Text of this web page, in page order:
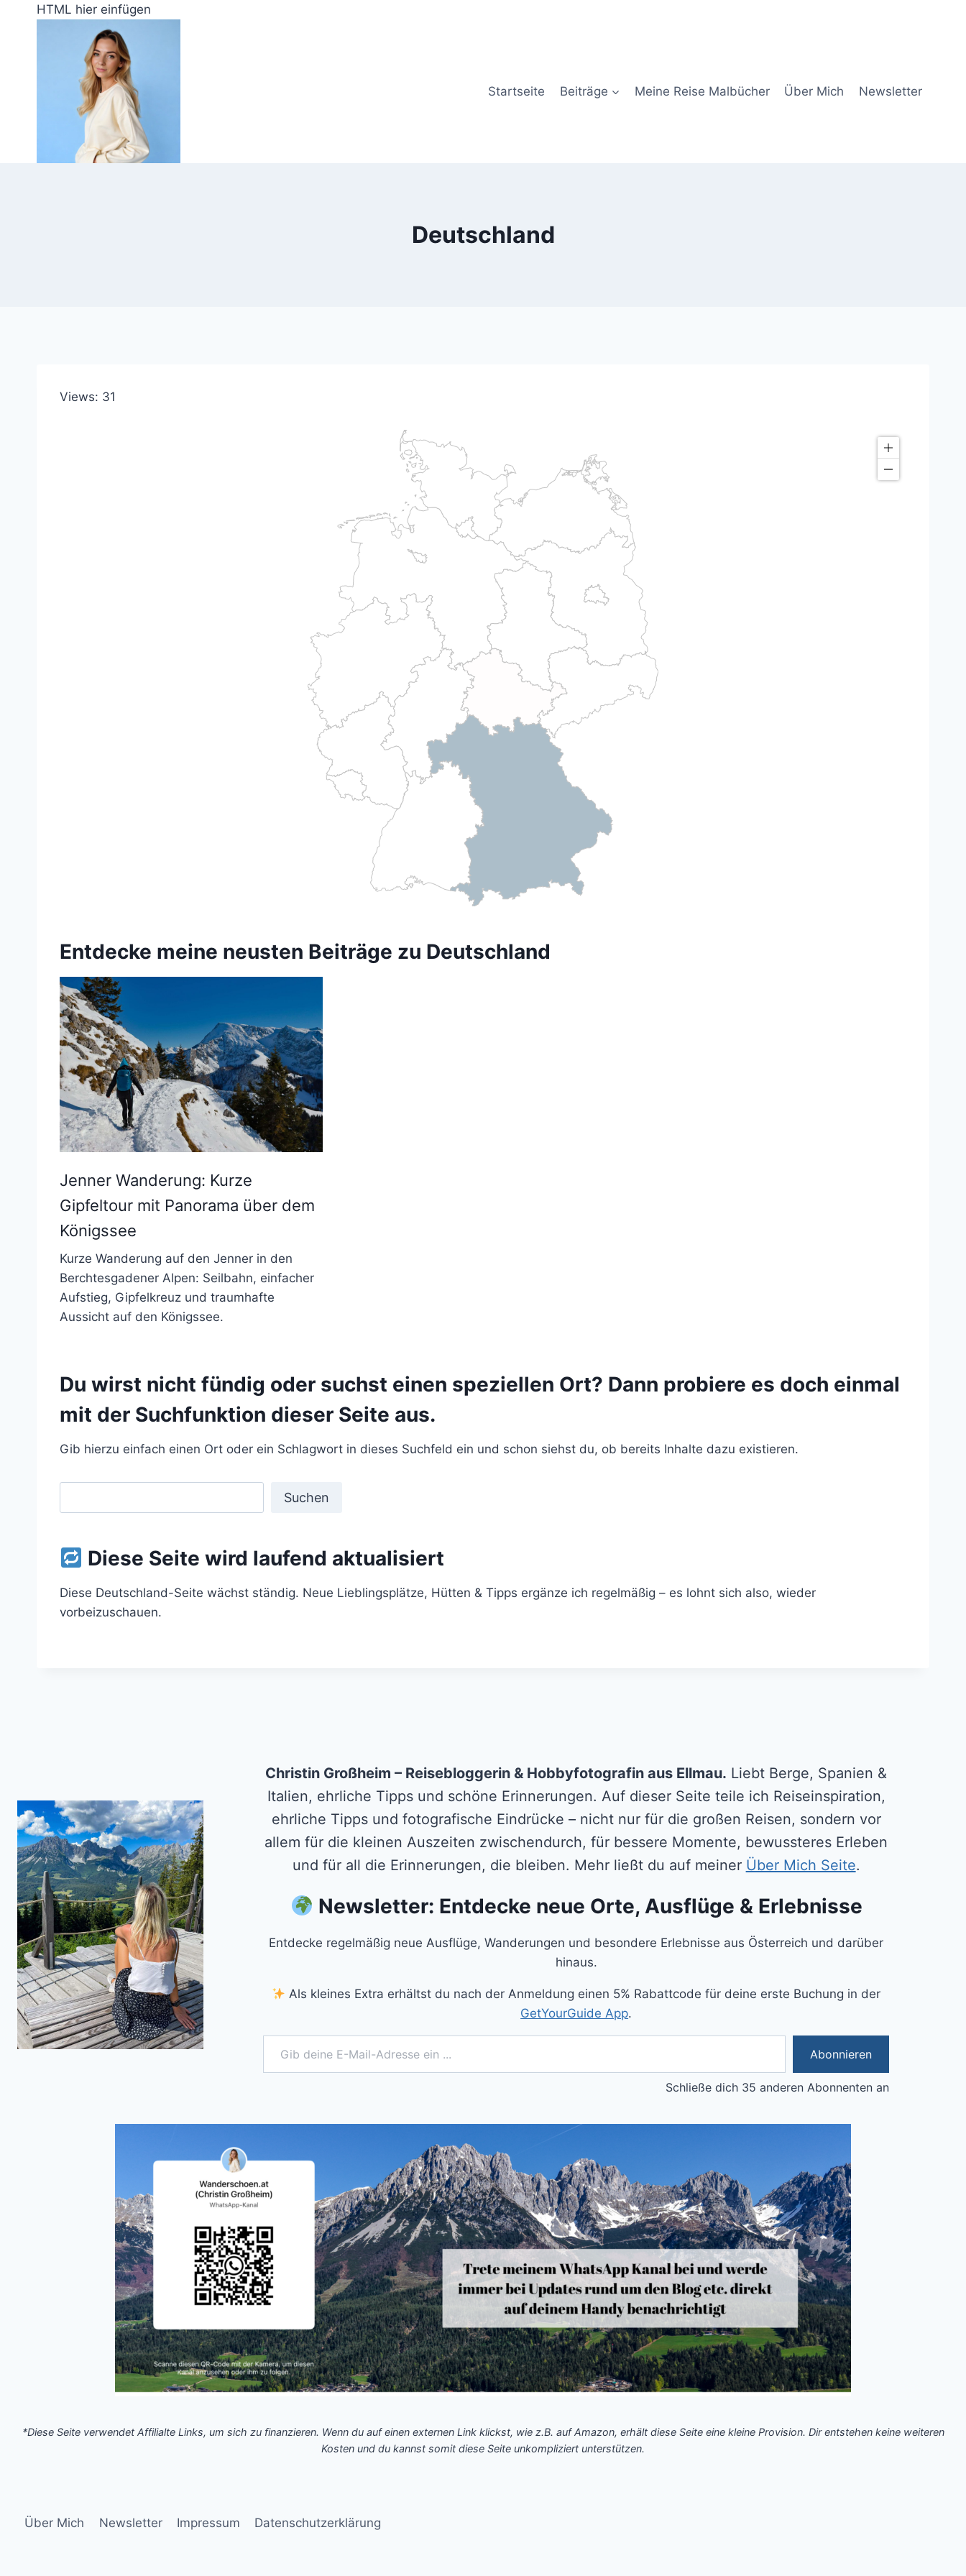
HTML hier einfügen
Startseite Beiträge Meine Reise Malbücher Über Mich Newsletter
Deutschland
Views: 31
Entdecke meine neusten Beiträge zu Deutschland
Jenner Wanderung: Kurze
Gipfeltour mit Panorama über dem
Königssee
Kurze Wanderung auf den Jenner in den
Berchtesgadener Alpen: Seilbahn, einfacher
Aufstieg, Gipfelkreuz und traumhafte
Aussicht auf den Königssee.
Du wirst nicht fündig oder suchst einen speziellen Ort? Dann probiere es doch einmal
mit der Suchfunktion dieser Seite aus.
Gib hierzu einfach einen Ort oder ein Schlagwort in dieses Suchfeld ein und schon siehst du, ob bereits Inhalte dazu existieren.
u
h
e
n
Suchen
Diese Seite wird laufend aktualisiert
Diese Deutschland-Seite wächst ständig. Neue Lieblingsplätze, Hütten & Tipps ergänze ich regelmäßig – es lohnt sich also, wieder
vorbeizuschauen.
Christin Großheim – Reisebloggerin & Hobbyfotografin aus Ellmau. Liebt Berge, Spanien &
Italien, ehrliche Tipps und schöne Erinnerungen. Auf dieser Seite teile ich Reiseinspiration,
ehrliche Tipps und fotografische Eindrücke – nicht nur für die großen Reisen, sondern vor
allem für die kleinen Auszeiten zwischendurch, für bessere Momente, bewussteres Erleben
und für all die Erinnerungen, die bleiben. Mehr ließt du auf meiner Über Mich Seite.
Newsletter: Entdecke neue Orte, Ausflüge & Erlebnisse
Entdecke regelmäßig neue Ausflüge, Wanderungen und besondere Erlebnisse aus Österreich und darüber
hinaus.
Als kleines Extra erhältst du nach der Anmeldung einen 5% Rabattcode für deine erste Buchung in der
GetYourGuide App.
Gib deine E-Mail-Adresse ein ...
Abonnieren
Schließe dich 35 anderen Abonnenten an
*Diese Seite verwendet Affilialte Links, um sich zu finanzieren. Wenn du auf einen externen Link klickst, wie z.B. auf Amazon, erhält diese Seite eine kleine Provision. Dir entstehen keine weiteren
Kosten und du kannst somit diese Seite unkompliziert unterstützen.
Über Mich Newsletter Impressum Datenschutzerklärung